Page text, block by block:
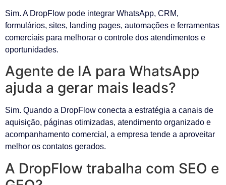
Sim. A DropFlow pode integrar WhatsApp, CRM,
formulários, sites, landing pages, automações e ferramentas
comerciais para melhorar o controle dos atendimentos e
oportunidades.
Agente de IA para WhatsApp
ajuda a gerar mais leads?
Sim. Quando a DropFlow conecta a estratégia a canais de
aquisição, páginas otimizadas, atendimento organizado e
acompanhamento comercial, a empresa tende a aproveitar
melhor os contatos gerados.
A DropFlow trabalha com SEO e